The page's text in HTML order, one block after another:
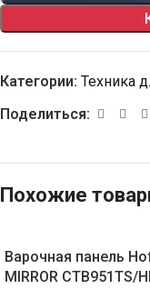
Категории: Техника
Поделиться:
Похожие
Варочная панель
MIRROR CTB951TS/